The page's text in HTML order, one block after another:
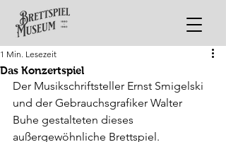
Das Konzertspiel
1 Min. Lesezeit
Der Musikschriftsteller Ernst Smigelski
und der Gebrauchsgrafiker Walter
Buhe gestalteten dieses
außergewöhnliche Brettspiel.